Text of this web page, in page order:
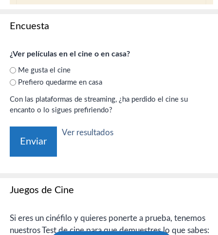
Encuesta
¿Ver películas en el cine o en casa?
Me gusta el cine
Prefiero quedarme en casa
Con las plataformas de streaming, ¿ha perdido el cine su
encanto o lo sigues prefiriendo?
Ver resultados
Juegos de Cine
Si eres un cinéfilo y quieres ponerte a prueba, tenemos
nuestros Test de cine para que demuestres lo que sabes: